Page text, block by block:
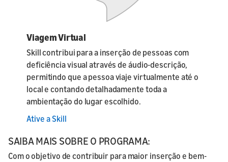
Viagem Virtual
Skill contribui para a inserção de pessoas com
deficiência visual através de áudio-descrição,
permitindo que a pessoa viaje virtualmente até o
local e contando detalhadamente toda a
ambientação do lugar escolhido.
Ative a Skill
SAIBA MAIS SOBRE O PROGRAMA:
Com o objetivo de contribuir para maior inserção e bem-